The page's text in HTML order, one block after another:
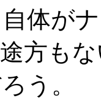
体が
方も
う。